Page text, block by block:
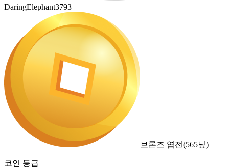
DaringElephant3793
브론즈 엽전(565닢)
코인 등급